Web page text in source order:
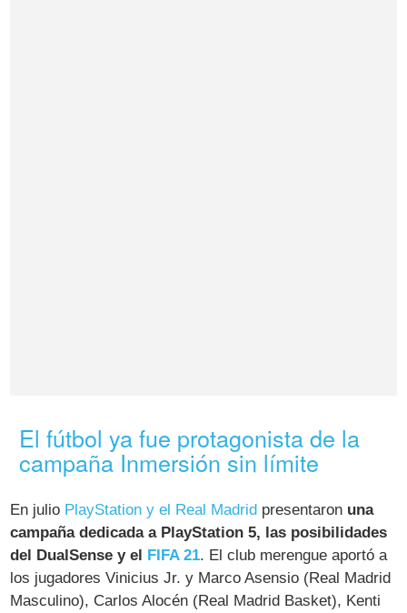
El fútbol ya fue protagonista de la
campaña Inmersión sin límite
En julio PlayStation y el Real Madrid presentaron una
campaña dedicada a PlayStation 5, las posibilidades
del DualSense y el FIFA 21. El club merengue aportó a
los jugadores Vinicius Jr. y Marco Asensio (Real Madrid
Masculino), Carlos Alocén (Real Madrid Basket), Kenti